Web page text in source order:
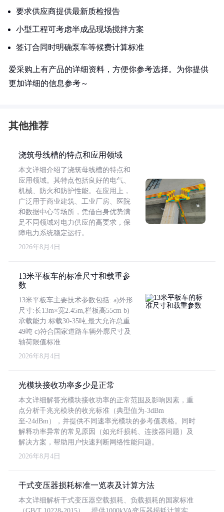
要求供应商提供最新质检报告
小型工程可考虑半成品现场搅拌方案
签订合同时明确泵车等候费计算标准
爱采购上有产品的详细资料，方便你参考选择。为你提供
更加详细的信息参考～
其他推荐
浇筑母线槽的特点和应用领域
本文详细介绍了浇筑母线槽的特点和
应用领域。其特点包括良好的电气、
机械、防火和防护性能。在应用上，
广泛用于商业建筑、工业厂房、医院
和数据中心等场所，凭借自身优势满
足不同领域对电力供应的高要求，保
障电力系统稳定运行。
2026年8月4日
13米平板车的标准尺寸和载重参
数
13米平板车主要技术参数包括: a)外形
尺寸:长13m×宽2.45m,栏板高55cm b)
承载能力:标载30-35吨,最大允许总重
49吨 c)符合国家道路车辆外廓尺寸及
轴荷限值标准
2026年8月4日
光模块接收功率多少是正常
本文详细解答光模块接收功率的正常范围及影响因素，重
点分析千兆光模块的收光标准（典型值为-3dBm
至-24dBm），并提供不同速率光模块的参考值表格。同时
解释功率异常的常见原因（如光纤损耗、连接器问题）及
解决方案，帮助用户快速判断网络性能问题。
2026年8月4日
干式变压器损耗标准一览表及计算方法
本文详细解析干式变压器空载损耗、负载损耗的国家标准